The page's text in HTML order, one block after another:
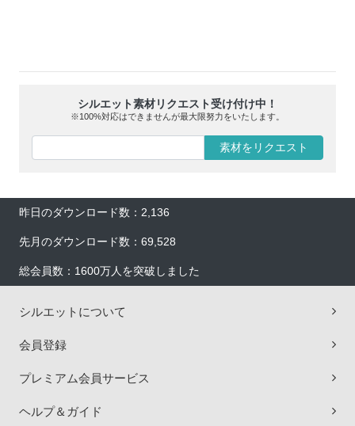
シルエット素材リクエスト受け付け中！
※100%対応はできませんが最大限努力をいたします。
素材をリクエスト
昨日のダウンロード数：2,136
先月のダウンロード数：69,528
総会員数：1600万人を突破しました
シルエットについて
会員登録
プレミアム会員サービス
ヘルプ＆ガイド